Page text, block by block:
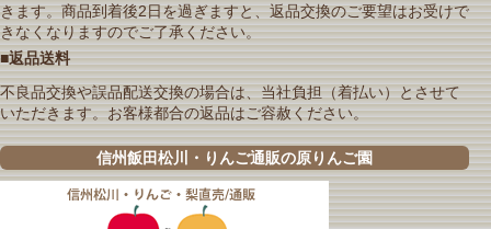
きます。商品到着後2日を過ぎますと、返品交換のご要望はお受けで
きなくなりますのでご了承ください。
■返品送料
不良品交換や誤品配送交換の場合は、当社負担（着払い）とさせて
いただきます。お客様都合の返品はご容赦ください。
信州飯田松川・りんご通販の原りんご園